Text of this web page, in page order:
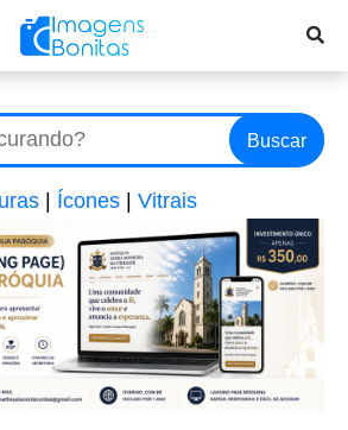
Buscar
Ícones Vitrais